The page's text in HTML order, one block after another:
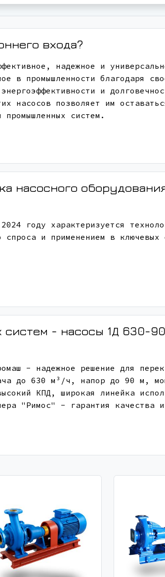
входа?
надежное и
в промышленности благодаря
и
насосов позволяет им
промышленных систем.
насосного
году характеризуется
спроса и применением в ключевых
систем - насосы 1Д 630-
- надежное решение для
до 630 м³/ч, напор до 90 м,
КПД, широкая линейка
"Римос" - гарантия качества